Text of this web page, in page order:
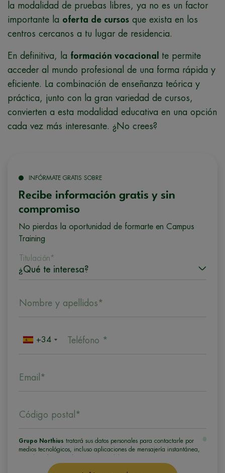
la modalidad de pruebas libres, ya no es un factor
importante la oferta de cursos que exista en los
centros cercanos a tu lugar de residencia.
En definitiva, la formación vocacional
te permite
acceder al mundo profesional de una forma rápida y
eficiente. La combinación de enseñanza teórica y
práctica, junto con la gran variedad de cursos,
convierten a esta modalidad educativa en una opción
cada vez más interesante. ¿No crees?
INFÓRMATE GRATIS SOBRE
Recibe información gratis y sin
compromiso
No pierdas la oportunidad de formarte en Campus
Training
Titulación*
Nombre y apellidos*
+34 Teléfono *
Email*
Código postal*
Grupo Northius tratará sus datos personales para contactarle por
medios tecnológicos, incluso aplicaciones de mensajería instantánea,
seleccionado o de otros directamente relacionados con el interés